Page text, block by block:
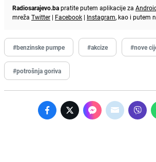
Radiosarajevo.bapratite putem aplikacije za
mreža Twitter | Facebook | Instagram, kao i putem
#benzinske pumpe #akcize #nove
#potrošnja goriva